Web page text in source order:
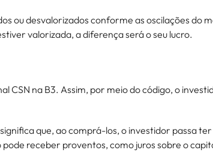
ou desvalorizados conforme as oscilações
valorizada, a diferença será o seu lucro.
CSN na B3. Assim, por meio do código, o
que, ao comprá-los, o investidor passa
receber proventos, como juros sobre o